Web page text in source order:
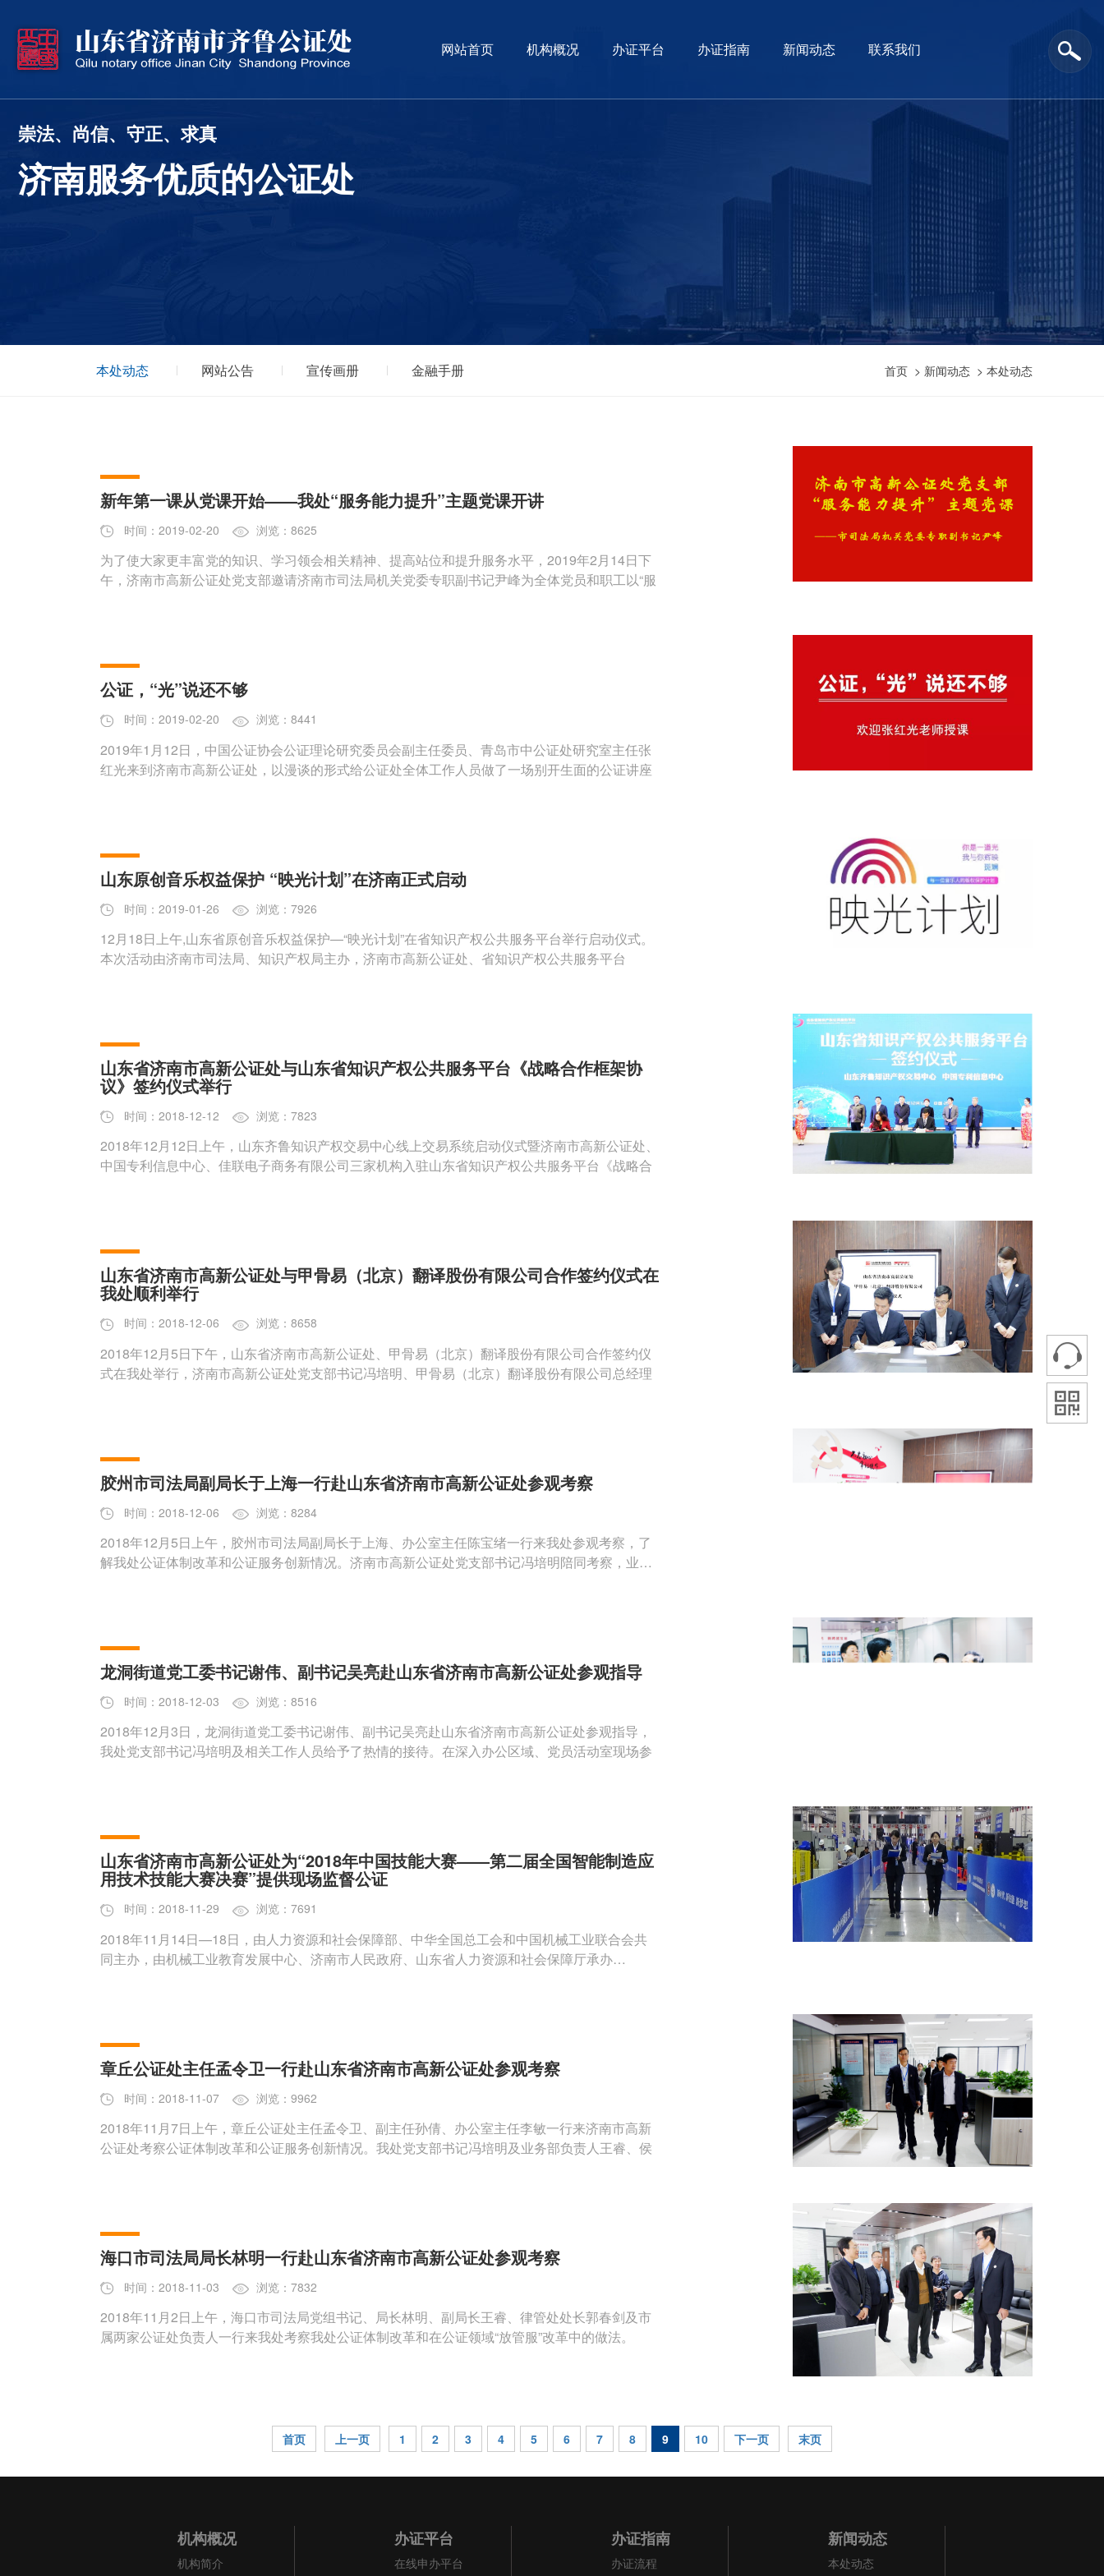
网站首页 机构概况 办证平台 办证指南 新闻动态 联系我们
崇法、尚信、守正、求真
济南服务优质的公证处
本处动态 网站公告 宣传画册 金融手册 首页 > 新闻动态 > 本处动态
新年第一课从党课开始——我处“服务能力提升”主题党课开讲
时间：2019-02-20 浏览：8625
为了使大家更丰富党的知识、学习领会相关精神、提高站位和提升服务水平，2019年2月14日下
午，济南市高新公证处党支部邀请济南市司法局机关党委专职副书记尹峰为全体党员和职工以“服
公证，“光”说还不够
时间：2019-02-20 浏览：8441
2019年1月12日，中国公证协会公证理论研究委员会副主任委员、青岛市中公证处研究室主任张
红光来到济南市高新公证处，以漫谈的形式给公证处全体工作人员做了一场别开生面的公证讲座
山东原创音乐权益保护 “映光计划”在济南正式启动
时间：2019-01-26 浏览：7926
12月18日上午,山东省原创音乐权益保护—“映光计划”在省知识产权公共服务平台举行启动仪式。
本次活动由济南市司法局、知识产权局主办，济南市高新公证处、省知识产权公共服务平台
山东省济南市高新公证处与山东省知识产权公共服务平台《战略合作框架协
议》签约仪式举行
时间：2018-12-12 浏览：7823
2018年12月12日上午，山东齐鲁知识产权交易中心线上交易系统启动仪式暨济南市高新公证处、
中国专利信息中心、佳联电子商务有限公司三家机构入驻山东省知识产权公共服务平台《战略合
山东省济南市高新公证处与甲骨易（北京）翻译股份有限公司合作签约仪式在
我处顺利举行
时间：2018-12-06 浏览：8658
2018年12月5日下午，山东省济南市高新公证处、甲骨易（北京）翻译股份有限公司合作签约仪
式在我处举行，济南市高新公证处党支部书记冯培明、甲骨易（北京）翻译股份有限公司总经理
胶州市司法局副局长于上海一行赴山东省济南市高新公证处参观考察
时间：2018-12-06 浏览：8284
2018年12月5日上午，胶州市司法局副局长于上海、办公室主任陈宝绪一行来我处参观考察，了
解我处公证体制改革和公证服务创新情况。济南市高新公证处党支部书记冯培明陪同考察，业务
龙洞街道党工委书记谢伟、副书记吴亮赴山东省济南市高新公证处参观指导
时间：2018-12-03 浏览：8516
2018年12月3日，龙洞街道党工委书记谢伟、副书记吴亮赴山东省济南市高新公证处参观指导，
我处党支部书记冯培明及相关工作人员给予了热情的接待。在深入办公区域、党员活动室现场参
山东省济南市高新公证处为“2018年中国技能大赛——第二届全国智能制造应
用技术技能大赛决赛”提供现场监督公证
时间：2018-11-29 浏览：7691
2018年11月14日—18日，由人力资源和社会保障部、中华全国总工会和中国机械工业联合会共
同主办，由机械工业教育发展中心、济南市人民政府、山东省人力资源和社会保障厅承办
章丘公证处主任孟令卫一行赴山东省济南市高新公证处参观考察
时间：2018-11-07 浏览：9962
2018年11月7日上午，章丘公证处主任孟令卫、副主任孙倩、办公室主任李敏一行来济南市高新
公证处考察公证体制改革和公证服务创新情况。我处党支部书记冯培明及业务部负责人王睿、侯
海口市司法局局长林明一行赴山东省济南市高新公证处参观考察
时间：2018-11-03 浏览：7832
2018年11月2日上午，海口市司法局党组书记、局长林明、副局长王睿、律管处处长郭春剑及市
属两家公证处负责人一行来我处考察我处公证体制改革和在公证领域“放管服”改革中的做法。
首页 上一页 1 2 3 4 5 6 7 8 9 10 下一页 末页
机构概况
机构简介
办证平台
在线申办平台
办证指南
办证流程
新闻动态
本处动态